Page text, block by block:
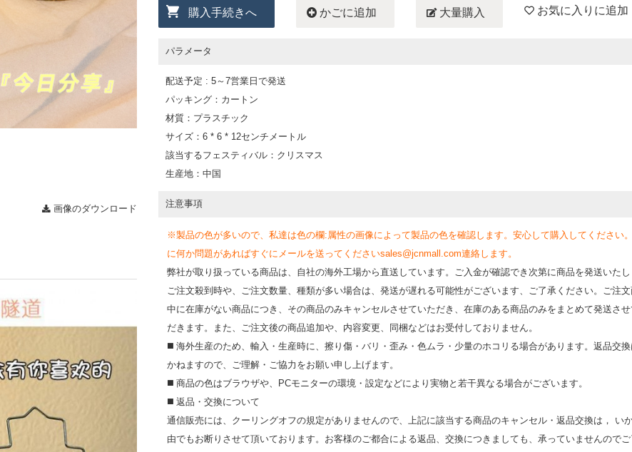
画像のダウンロード
購入手続きへ かごに追加 大量購入 お気に入りに追加
パラメータ
配送予定 : 5～7営業日で発送
パッキング：カートン
材質：プラスチック
サイズ：6 * 6 * 12センチメートル
該当するフェスティバル：クリスマス
生産地：中国
注意事項
※製品の色が多いので、私達は色の欄:属性の画像によって製品の色を確認します。安心して購入してください
に何か問題があればすぐにメールを送ってくださいsales@jcnmall.com連絡します。
弊社が取り扱っている商品は、自社の海外工場から直送しています。ご入金が確認でき次第に商品を発送いた
ご注文殺到時や、ご注文数量、種類が多い場合は、発送が遅れる可能性がございます、ご了承ください。ご注
中に在庫がない商品につき、その商品のみキャンセルさせていただき、在庫のある商品のみをまとめて発送さ
だきます。また、ご注文後の商品追加や、内容変更、同梱などはお受付しておりません。
◼️ 海外⽣産のため、輸⼊・⽣産時に、擦り傷・バリ・歪み・色ムラ・少量のホコリる場合があります。返品交
かねますので、ご理解・ご協⼒をお願い申し上げます。
◼️ 商品の⾊はブラウザや、PCモニターの環境・設定などにより実物と若⼲異なる場合がございます。
◼️ 返品・交換について
通信販売には、クーリングオフの規定がありませんので、上記に該当する商品のキャンセル・返品交換は， い
由でもお断りさせて頂いております。お客様のご都合による返品、交換につきましても、承っていませんので